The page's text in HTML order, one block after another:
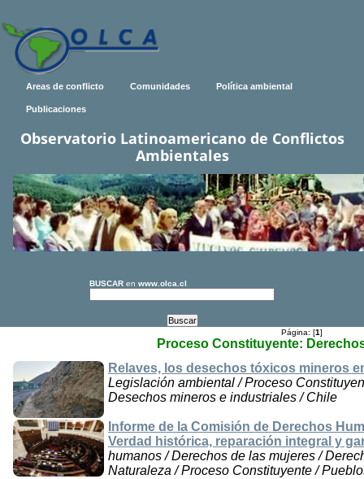
Areas de conflicto Comunidades Política ambiental
Publicaciones
Observatorio Latinoamericano de Conflictos
Ambientales
BUSCAR en www.olca.cl
Página: [1]
Proceso Constituyente:
Relaves, los desechos tóxicos mineros
Legislación ambiental / Proceso
Desechos mineros e industriales / Chile
Informe de la Comisión de Derechos
Verdad histórica, reparación integral y
humanos / Derechos de las mujeres /
Naturaleza / Proceso Constituyente /